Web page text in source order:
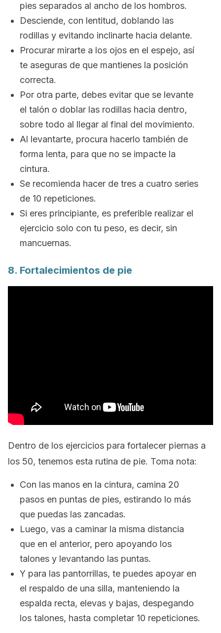
pies separados al ancho de los hombros.
Desciende, con lentitud, doblando las
rodillas y evitando inclinarte hacia delante.
Procurar mirarte a los ojos en el espejo, así
te aseguras de que mantienes la posición
correcta.
Por otra parte, debes evitar que se levante
el talón o doblar las rodillas hacia dentro,
sobre todo al llegar al final del movimiento.
Al levantarte, procura hacerlo también de
forma lenta, para que no se impacte la
cintura.
Se recomienda hacer de tres a cuatro series
de 10 repeticiones.
Si eres principiante, es preferible realizar el
ejercicio solo con tu peso, es decir, sin
mancuernas.
8. Fortalecimientos de pie
Dentro de los ejercicios para fortalecer piernas a
los 50, tenemos esta rutina de pie. Toma nota:
Con las manos en la cintura, camina 20
pasos en puntas de pies, estirando lo más
que puedas las zancadas.
Luego, vas a caminar la misma distancia
que en el anterior, pero apoyando los
talones y levantando las puntas.
Y para las pantorrillas, te puedes apoyar en
el respaldo de una silla, manteniendo la
espalda recta, elevas y bajas, despegando
los talones, hasta completar 10 repeticiones.